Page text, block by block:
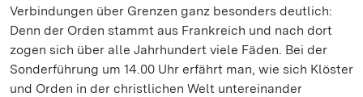
Verbindungen über Grenzen ganz besonders deutlich:
Denn der Orden stammt aus Frankreich und nach dort
zogen sich über alle Jahrhundert viele Fäden. Bei der
Sonderführung um 14.00 Uhr erfährt man, wie sich Klöster
und Orden in der christlichen Welt untereinander